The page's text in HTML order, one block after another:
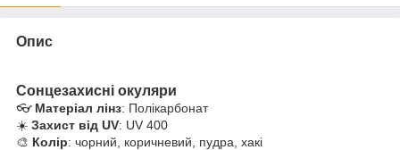
Опис
Сонцезахисні окуляри
👓 Матеріал лінз: Полікарбонат
☀️ Захист від UV: UV 400
🎨 Колір: чорний, коричневий, пудра, хакі